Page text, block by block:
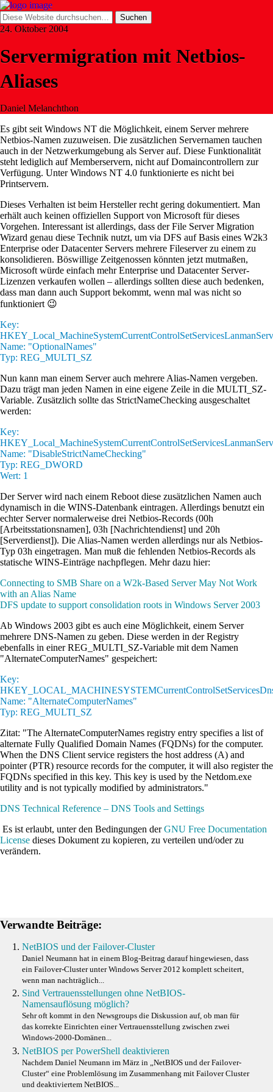
24. Oktober 2004
Servermigration mit Netbios-
Aliases
Daniel Melanchthon
Es gibt seit Windows NT die Möglichkeit, einem Server mehrere
Netbios-Namen zuzuweisen. Die zusätzlichen Servernamen tauchen
auch in der Netzwerkumgebung als Server auf. Diese Funktionalität
steht lediglich auf Memberservern, nicht auf Domaincontrollern zur
Verfügung. Unter Windows NT 4.0 funktionierte es nicht bei
Printservern.
Dieses Verhalten ist beim Hersteller recht gering dokumentiert. Man
erhält auch keinen offiziellen Support von Microsoft für dieses
Vorgehen. Interessant ist allerdings, dass der File Server Migration
Wizard genau diese Technik nutzt, um via DFS auf Basis eines W2k3
Enterprise oder Datacenter Servers mehrere Fileserver zu einem zu
konsolidieren. Böswillige Zeitgenossen könnten jetzt mutmaßen,
Microsoft würde einfach mehr Enterprise und Datacenter Server-
Lizenzen verkaufen wollen – allerdings sollten diese auch bedenken,
dass man dann auch Support bekommt, wenn mal was nicht so
funktioniert 😉
Key:
Name: "OptionalNames"
Typ: REG_MULTI_SZ
Nun kann man einem Server auch mehrere Alias-Namen vergeben.
Dazu trägt man jeden Namen in eine eigene Zeile in die MULTI_SZ-
Variable. Zusätzlich sollte das StrictNameChecking ausgeschaltet
werden:
Key:
Name: "DisableStrictNameChecking"
Typ: REG_DWORD
Wert: 1
Der Server wird nach einem Reboot diese zusätzlichen Namen auch
dynamisch in die WINS-Datenbank eintragen. Allerdings benutzt ein
echter Server normalerweise drei Netbios-Records (00h
[Arbeitsstationsnamen], 03h [Nachrichtendienst] und 20h
[Serverdienst]). Die Alias-Namen werden allerdings nur als Netbios-
Typ 03h eingetragen. Man muß die fehlenden Netbios-Records als
statische WINS-Einträge nachpflegen. Mehr dazu hier:
Connecting to SMB Share on a W2k-Based Server May Not Work
with an Alias Name
DFS update to support consolidation roots in Windows Server 2003
Ab Windows 2003 gibt es auch eine Möglichkeit, einem Server
mehrere DNS-Namen zu geben. Diese werden in der Registry
ebenfalls in einer REG_MULTI_SZ-Variable mit dem Namen
"AlternateComputerNames" gespeichert:
Key:
Name: "AlternateComputerNames"
Typ: REG_MULTI_SZ
Zitat: "The AlternateComputerNames registry entry specifies a list of
alternate Fully Qualified Domain Names (FQDNs) for the computer.
When the DNS Client service registers the host address (A) and
pointer (PTR) resource records for the computer, it will also register the
FQDNs specified in this key. This key is used by the Netdom.exe
utility and is not typically modified by administrators."
DNS Technical Reference – DNS Tools and Settings
Es ist erlaubt, unter den Bedingungen derGNU Free Documentation
License dieses Dokument zu kopieren, zu verteilen und/oder zu
verändern.
Verwandte Beiträge:
NetBIOS und der Failover-Cluster
Daniel Neumann hat in einem Blog-Beitrag darauf hingewiesen, dass
ein Failover-Cluster unter Windows Server 2012 komplett scheitert,
wenn man nachträglich...
Sind Vertrauensstellungen ohne NetBIOS-
Namensauflösung möglich?
Sehr oft kommt in den Newsgroups die Diskussion auf, ob man für
das korrekte Einrichten einer Vertrauensstellung zwischen zwei
Windows-2000-Domänen...
NetBIOS per PowerShell deaktivieren
Nachdem Daniel Neumann im März in „NetBIOS und der Failover-
Cluster“ eine Problemlösung im Zusammenhang mit Failover Cluster
und deaktiviertem NetBIOS...